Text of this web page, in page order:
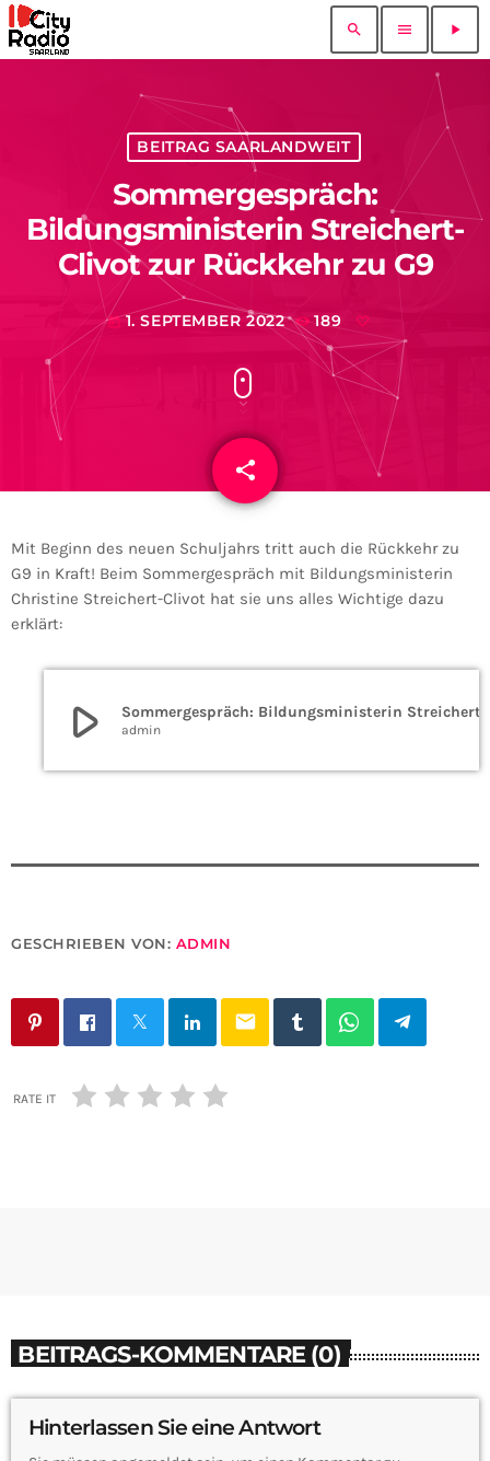
search menu play_arrow
BEITRAG SAARLANDWEIT
Sommergespräch:
Bildungsministerin Streichert-
Clivot zur Rückkehr zu G9
today 1. SEPTEMBER 2022 189
share
email
Mit Beginn des neuen Schuljahrs tritt auch die Rückkehr zu
G9 in Kraft! Beim Sommergespräch mit Bildungsministerin
Christine Streichert-Clivot hat sie uns alles Wichtige dazu
erklärt:
play_arrow admin
GESCHRIEBEN VON: ADMIN
email
RATE IT
BEITRAGS-KOMMENTARE (0)
Hinterlassen Sie eine Antwort